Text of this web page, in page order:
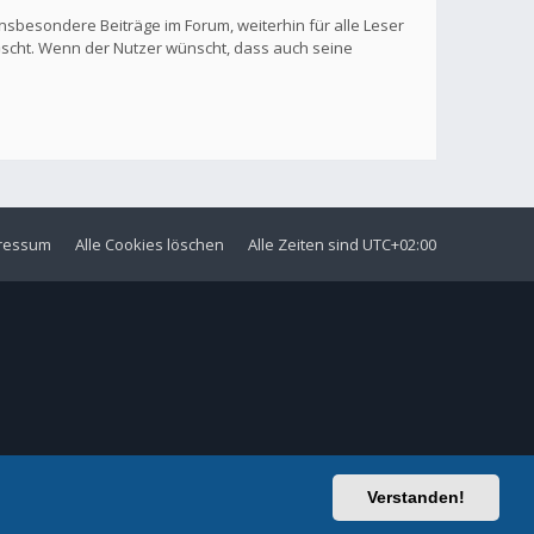
Verstanden!
Beiträge im Forum, weiterhin für alle Leser
Wenn der Nutzer wünscht, dass auch seine
Alle Zeiten sind UTC+02:00
Alle Cookies löschen